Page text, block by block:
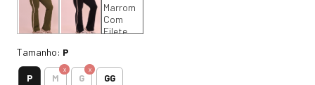
Tamanho: P
P M G GG